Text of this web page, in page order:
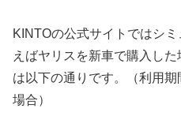
KINTOの公式サイトではシ
えばヤリスを新車で購入し
は以下の通りです。（利用
場合）